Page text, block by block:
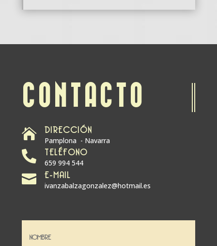
CONTACTO
 DIRECCIÓN
Pamplona - Navarra
 TELÉFONO
659 994 544
 E-MAIL
ivanzabalzagonzalez@hotmail.es